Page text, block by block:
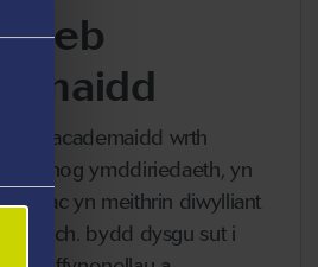
academaidd wrth
annog ymddiriedaeth, yn
ac yn meithrin diwylliant
parch. bydd dysgu sut i